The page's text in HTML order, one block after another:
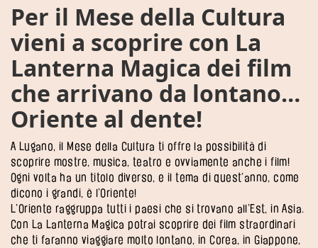
Per il Mese della Cultura
vieni a scoprire con La
Lanterna Magica dei film
che arrivano da lontano…
Oriente al dente!
A Lugano, il Mese della Cultura ti offre la possibilità di
scoprire mostre, musica, teatro e ovviamente anche i film!
Ogni volta ha un titolo diverso, e il tema di quest’anno, come
dicono i grandi, è l’Oriente!
L’Oriente raggruppa tutti i paesi che si trovano all’Est, in Asia.
Con La Lanterna Magica potrai scoprire dei film straordinari
che ti faranno viaggiare molto lontano, in Corea, in Giappone,